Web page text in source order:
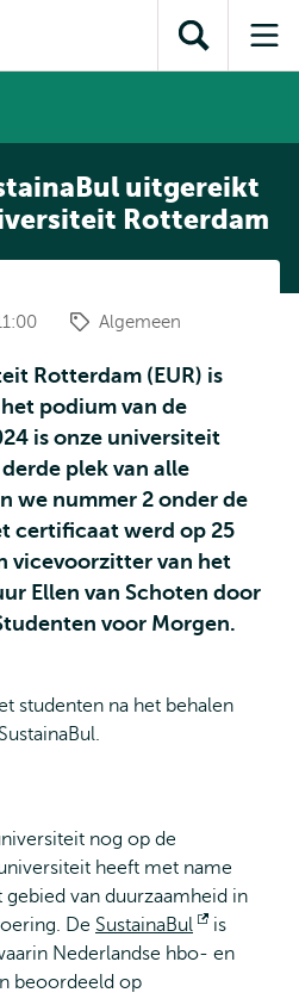
inhoud
Direct naar
subnavigatieToon
zoekveld
uitgereikt
Rotterdam
Algemeen
Rotterdam (EUR) is
podium van de
is onze universiteit
plek van alle
we nummer 2 onder de
certificaat werd op 25
vicevoorzitter van het
Ellen van Schoten door
voor Morgen.
nog op de
heeft met name
van duurzaamheid in
De SustainaBul
Opent
extern
is
Nederlandse hbo- en
beoordeeld op